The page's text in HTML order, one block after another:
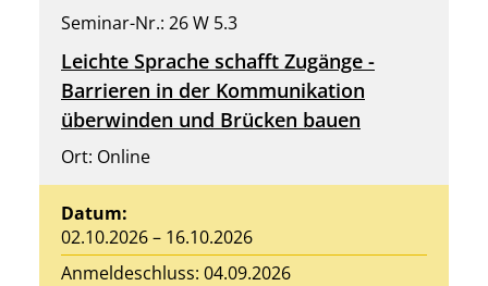
Seminar-Nr.: 26 W 5.3
Leichte Sprache schafft Zugänge -
Barrieren in der Kommunikation
überwinden und Brücken bauen
Ort: Online
Datum:
02.10.2026 – 16.10.2026
Anmeldeschluss: 04.09.2026